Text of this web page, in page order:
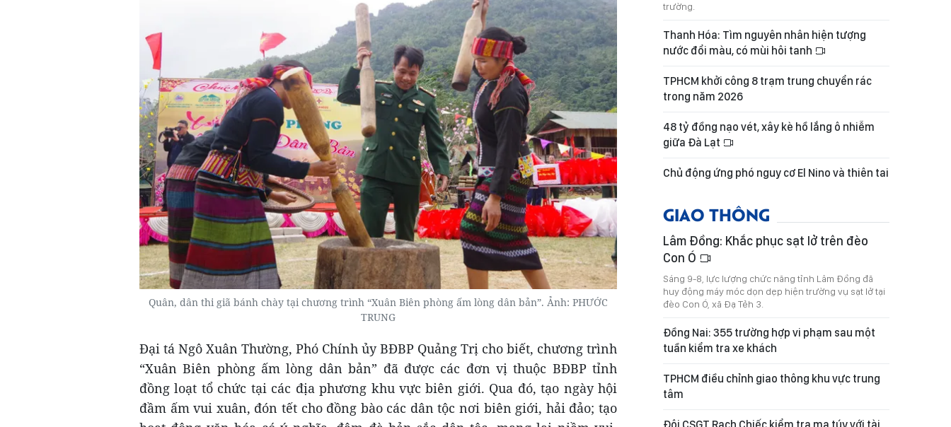
Quân, dân thi giã bánh chày tại chương trình “Xuân Biên phòng ấm lòng dân bản”. Ảnh: PHƯỚC
TRUNG
Đại tá Ngô Xuân Thường, Phó Chính ủy BĐBP Quảng Trị cho biết, chương trình
“Xuân Biên phòng ấm lòng dân bản” đã được các đơn vị thuộc BĐBP tỉnh
đồng loạt tổ chức tại các địa phương khu vực biên giới. Qua đó, tạo ngày hội
đầm ấm vui xuân, đón tết cho đồng bào các dân tộc nơi biên giới, hải đảo; tạo
trường.
Thanh Hóa: Tìm nguyên nhân hiện tượng
nước đổi màu, có mùi hôi tanh
TPHCM khởi công 8 trạm trung chuyển rác
trong năm 2026
48 tỷ đồng nạo vét, xây kè hồ lắng ô nhiễm
giữa Đà Lạt
Chủ động ứng phó nguy cơ El Nino và thiên tai
GIAO THÔNG
Lâm Đồng: Khắc phục sạt lở trên đèo
Con Ó
Sáng 9-8, lực lượng chức năng tỉnh Lâm Đồng đã
huy động máy móc dọn dẹp hiện trường vụ sạt lở tại
đèo Con Ó, xã Đạ Tẻh 3.
Đồng Nai: 355 trường hợp vi phạm sau một
tuần kiểm tra xe khách
TPHCM điều chỉnh giao thông khu vực trung
tâm